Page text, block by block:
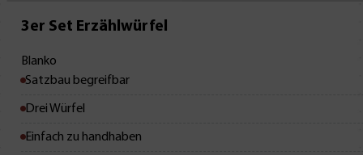
3er Set Erzählwürfel
Blanko
Satzbau begreifbar
Drei Würfel
Einfach zu handhaben